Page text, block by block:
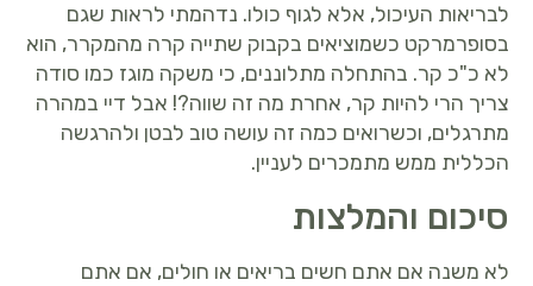
לבריאות העיכול, אלא לגוף כולו. נדהמתי לראות שגם
בסופרמרקט כשמוציאים בקבוק שתייה קרה מהמקרר, הוא
לא כ"כ קר. בהתחלה מתלוננים, כי משקה מוגז כמו סודה
צריך הרי להיות קר, אחרת מה זה שווה?! אבל דיי במהרה
מתרגלים, וכשרואים כמה זה עושה טוב לבטן ולהרגשה
הכללית ממש מתמכרים לעניין.
סיכום והמלצות
לא משנה אם אתם חשים בריאים או חולים, אם אתם